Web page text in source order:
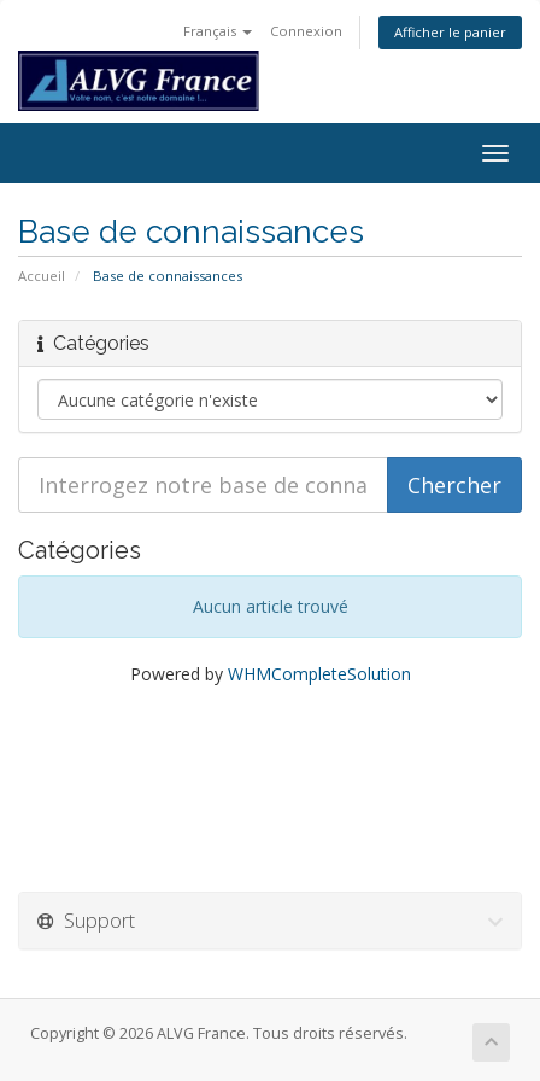
Français Connexion Afficher le panier
Base de connaissances
Accueil Base de connaissances
Catégories
Catégories
Aucun article trouvé
Powered by WHMCompleteSolution
Support
Copyright © 2026 ALVG France. Tous droits réservés.